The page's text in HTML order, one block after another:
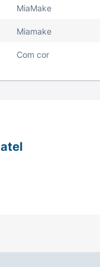
suavemente
unidade para a
MiaMake
Miamake
Com cor